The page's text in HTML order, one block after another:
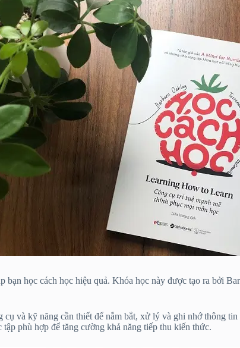
học cách học hiệu quả. Khóa học này được tạo ra bởi
và kỹ năng cần thiết để nắm bắt, xử lý và ghi nhớ thông
phù hợp để tăng cường khả năng tiếp thu kiến thức.